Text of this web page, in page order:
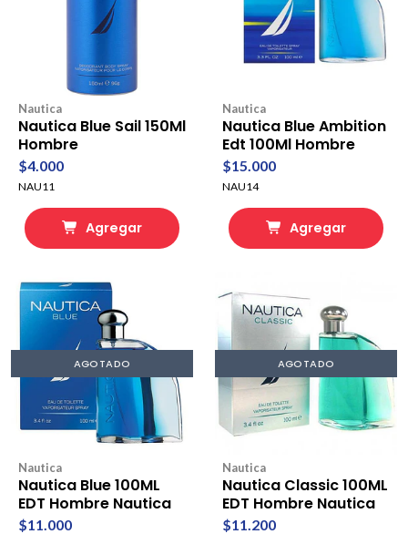
Nautica
Nautica Blue Sail 150Ml
Hombre
$4.000
NAU11
Agregar
Nautica
Nautica Blue Ambition
Edt 100Ml Hombre
$15.000
NAU14
Agregar
AGOTADO
Nautica
Nautica Blue 100ML
EDT Hombre Nautica
$11.000
AGOTADO
Nautica
Nautica Classic 100ML
EDT Hombre Nautica
$11.200